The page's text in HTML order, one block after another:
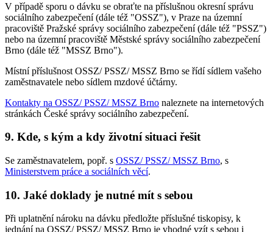
V případě sporu o dávku se obraťte na příslušnou okresní správu
sociálního zabezpečení (dále též "OSSZ"), v Praze na územní
pracoviště Pražské správy sociálního zabezpečení (dále též "PSSZ")
nebo na územní pracoviště Městské správy sociálního zabezpečení
Brno (dále též "MSSZ Brno").
Místní příslušnost OSSZ/ PSSZ/ MSSZ Brno se řídí sídlem vašeho
zaměstnavatele nebo sídlem mzdové účtárny.
Kontakty na OSSZ/ PSSZ/ MSSZ Brno naleznete na internetových
stránkách České správy sociálního zabezpečení.
9. Kde, s kým a kdy životní situaci řešit
Se zaměstnavatelem, popř. s OSSZ/ PSSZ/ MSSZ Brno, s
Ministerstvem práce a sociálních věcí.
10. Jaké doklady je nutné mít s sebou
Při uplatnění nároku na dávku předložte příslušné tiskopisy, k
jednání na OSSZ/ PSSZ/ MSSZ Brno je vhodné vzít s sebou i